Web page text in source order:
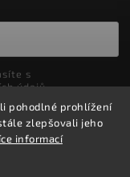
pohodlné prohlížení
zlepšovali jeho
informací
údajů